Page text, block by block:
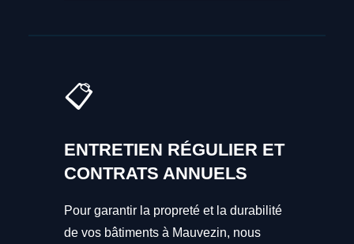
📋
ENTRETIEN RÉGULIER ET
CONTRATS ANNUELS
Pour garantir la propreté et la durabilité
de vos bâtiments à Mauvezin, nous